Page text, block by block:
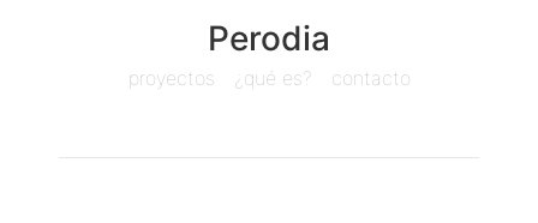
Perodia
proyectos ¿qué es? contacto